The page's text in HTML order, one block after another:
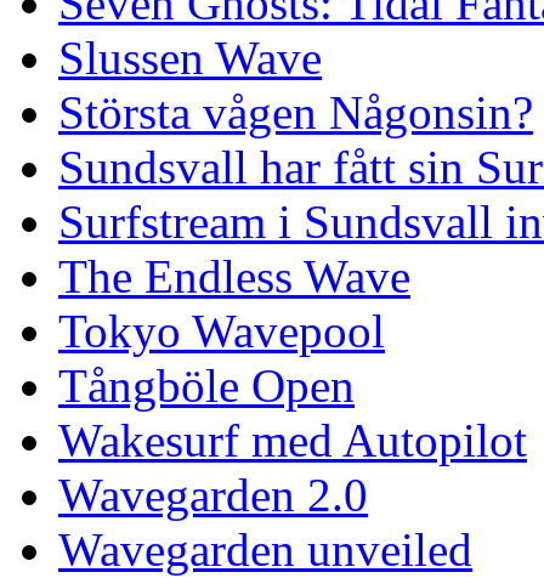
Slussen Wave
Största vågen Någonsin?
Sundsvall har fått sin
Surfstream i Sundsvall
The Endless Wave
Tokyo Wavepool
Tångböle Open
Wakesurf med Autopilot
Wavegarden 2.0
Wavegarden unveiled